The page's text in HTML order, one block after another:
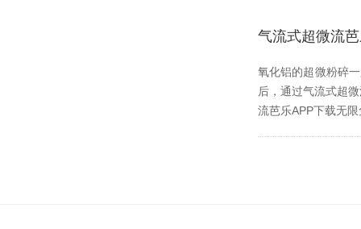
气流式超微流
氧化铝的超微粉碎一
后，通过气流式
流芭乐APP下载无限